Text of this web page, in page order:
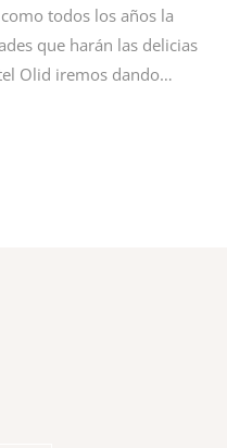
todos los años la
que harán las delicias
Olid iremos dando…